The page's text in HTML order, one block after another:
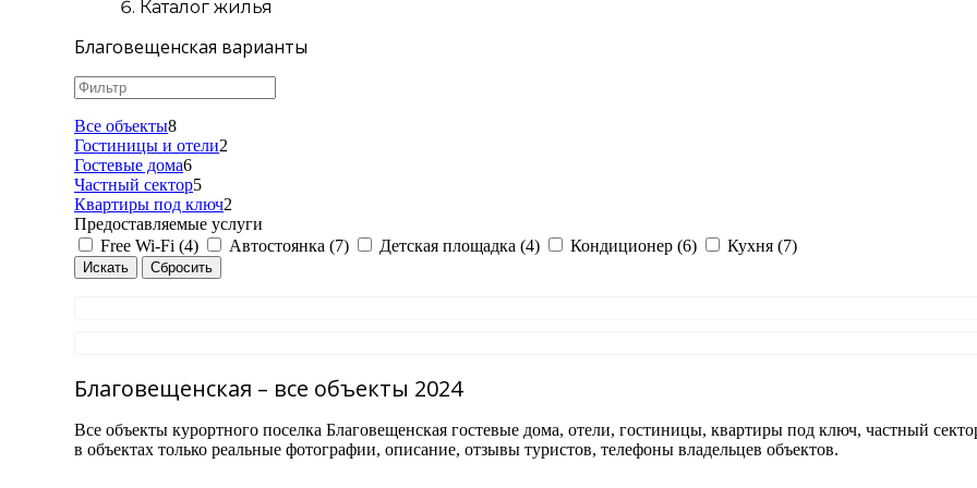
Каталог жилья
Благовещенская варианты
Все объекты8
Гостиницы и отели2
Гостевые дома6
Частный сектор5
Квартиры под ключ2
Предоставляемые услуги
Free Wi-Fi (4)
Автостоянка (7) Детская площадка (4) Кондиционер (6) Кухня (7)
Благовещенская – все объекты 2024
Все объекты курортного поселка Благовещенская гостевые дома, отели, гостиницы, квартиры под ключ, частный
в объектах только реальные фотографии, описание, отзывы туристов, телефоны владельцев объектов.